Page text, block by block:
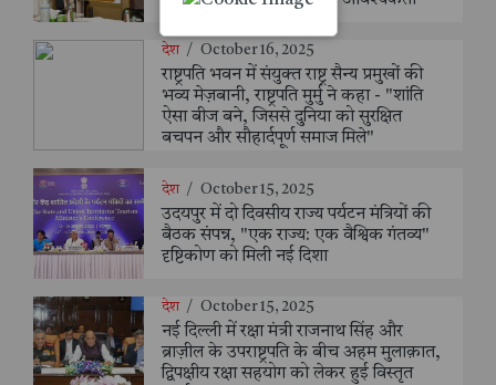
देश / October 16, 2025
राष्ट्रपति भवन में संयुक्त राष्ट्र सैन्य प्रमुखों की
भव्य मेज़बानी, राष्ट्रपति मुर्मु ने कहा - "शांति
ऐसा बीज बने, जिससे दुनिया को सुरक्षित
बचपन और सौहार्दपूर्ण समाज मिले"
देश / October 15, 2025
उदयपुर में दो दिवसीय राज्य पर्यटन मंत्रियों की
बैठक संपन्न, "एक राज्य: एक वैश्विक गंतव्य"
दृष्टिकोण को मिली नई दिशा
देश / October 15, 2025
नई दिल्ली में रक्षा मंत्री राजनाथ सिंह और
ब्राज़ील के उपराष्ट्रपति के बीच अहम मुलाक़ात,
द्विपक्षीय रक्षा सहयोग को लेकर हुई विस्तृत